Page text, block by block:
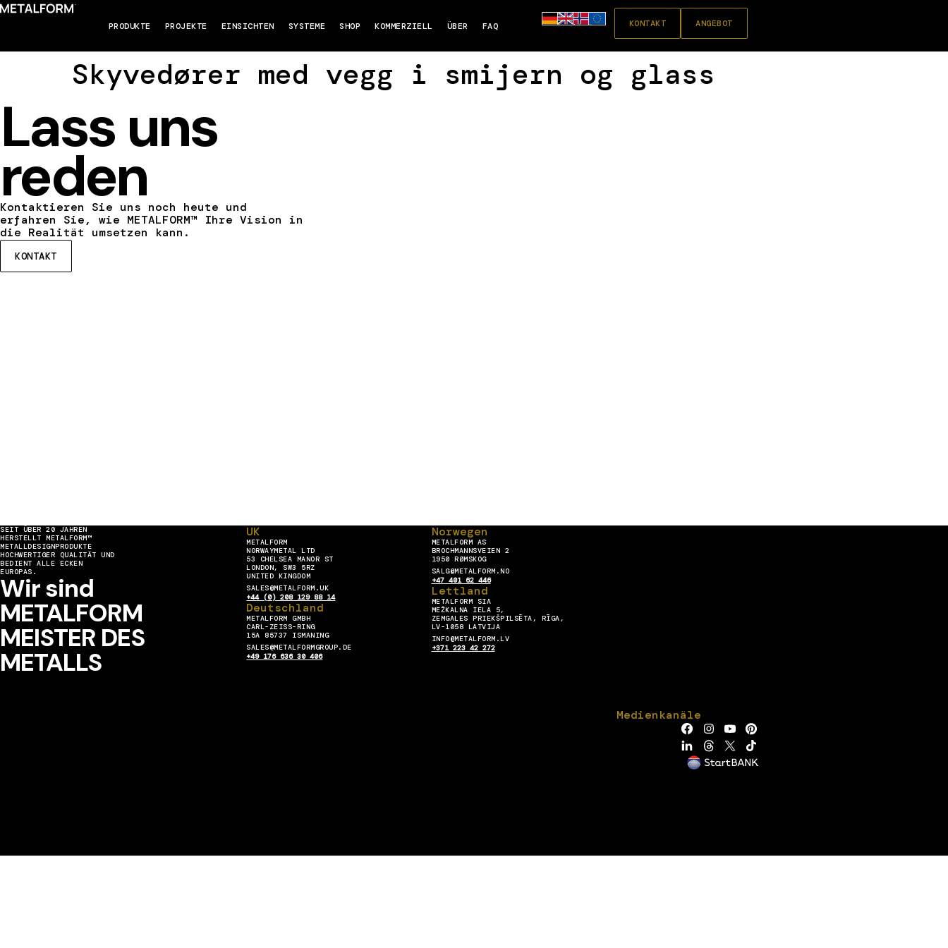
PRODUKTE PROJEKTE EINSICHTEN SYSTEME SHOP KOMMERZIELL ÜBER FAQ KONTAKT ANGEBOT
Skyvedører med vegg i smijern og glass
Lass uns
reden
Kontaktieren Sie uns noch heute und
erfahren Sie, wie METALFORM™ Ihre Vision in
die Realität umsetzen kann.
KONTAKT
SEIT ÜBER 20 JAHREN
HERSTELLT METALFORM™
METALLDESIGNPRODUKTE
HOCHWERTIGER QUALITÄT UND
BEDIENT ALLE ECKEN
EUROPAS.
Wir sind
METALFORM
MEISTER DES
METALLS
UK
METALFORM
NORWAYMETAL LTD
53 CHELSEA MANOR ST
LONDON, SW3 5RZ
UNITED KINGDOM
SALES@METALFORM.UK
+44 (0) 208 129 88 14
Deutschland
METALFORM GMBH
CARL-ZEISS-RING
15A 85737 ISMANING
SALES@METALFORMGROUP.DE
+49 176 636 30 406
Norwegen
METALFORM AS
BROCHMANNSVEIEN 2
1950 RØMSKOG
SALG@METALFORM.NO
+47 401 62 446
Lettland
METALFORM SIA
MEŽKALNA IELA 5,
ZEMGALES PRIEKŠPILSĒTA, RĪGA,
LV-1058 LATVIJA
INFO@METALFORM.LV
+371 223 42 272
Medienkanäle